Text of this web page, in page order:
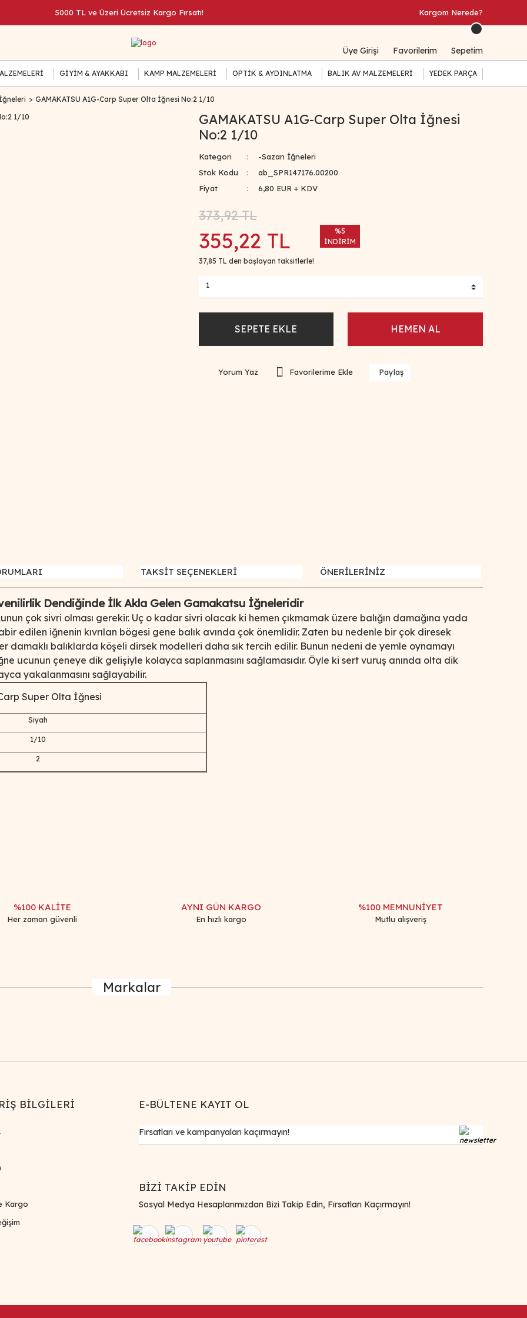
5000 TL ve Üzeri Ücretsiz Kargo Fırsatı! Kargom Nerede?
Üye Girişi Favorilerim Sepetim
GİYİM & AYAKKABI KAMP MALZEMELERİ OPTİK & AYDINLATMA BALIK AV MALZEMELERİ YEDEK PARÇA
GAMAKATSU A1G-Carp Super Olta İğnesi No:2 1/10
GAMAKATSU A1G-Carp Super Olta İğnesi
No:2 1/10
Kategori
-Sazan İğneleri
Stok Kodu
ab_SPR147176.00200
Fiyat
6,80 EUR + KDV
373,92 TL
355,22 TL
37,85 TL den başlayan taksitlerle!
%5
İNDİRİM
SEPETE EKLE HEMEN AL
Yorum Yaz Paylaş
TAKSİT SEÇENEKLERİ ÖNERİLERİNİZ
Dendiğinde İlk Akla Gelen Gamakatsu İğneleridir
çok sivri olması gerekir. Uç o kadar sivri olacak ki hemen çıkmamak üzere balığın damağına yada
edilen iğnenin kıvrılan bögesi gene balık avında çok önemlidir. Zaten bu nedenle bir çok diresek
damaklı balıklarda köşeli dirsek modelleri daha sık tercih edilir. Bunun nedeni de yemle oynamayı
ucunun çeneye dik gelişiyle kolayca saplanmasını sağlamasıdır. Öyle ki sert vuruş anında olta dik
yakalanmasını sağlayabilir.
Super Olta İğnesi
Siyah
1/10
2
%100 KALİTE
Her zaman güvenli
AYNI GÜN KARGO
En hızlı kargo
%100 MEMNUNİYET
Mutlu alışveriş
Markalar
BİLGİLERİ
Kargo
E-BÜLTENE KAYIT OL
BİZİ TAKİP EDİN
Sosyal Medya Hesaplarımızdan Bizi Takip Edin, Fırsatları Kaçırmayın!